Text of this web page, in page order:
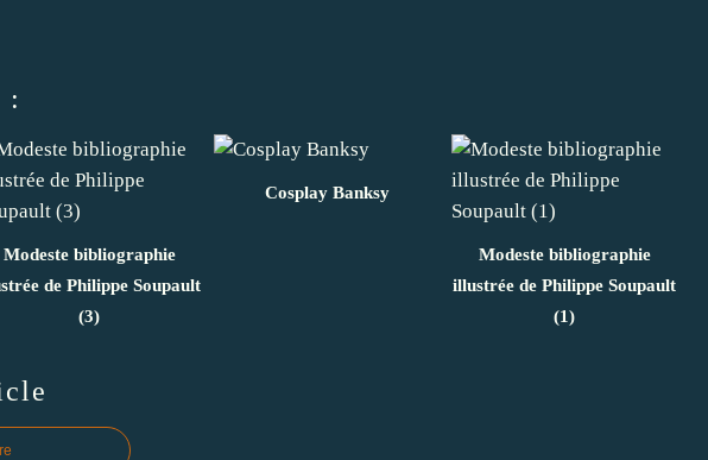
:
Modeste bibliographie
de Philippe Soupault
(3)
Cosplay Banksy
Modeste bibliographie
illustrée de Philippe Soupault
(1)